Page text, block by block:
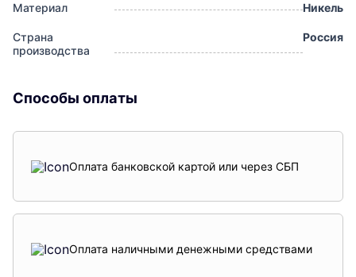
Материал Никель
Страна
производства
Россия
Способы оплаты
Оплата банковской картой или через СБП
Оплата наличными денежными средствами